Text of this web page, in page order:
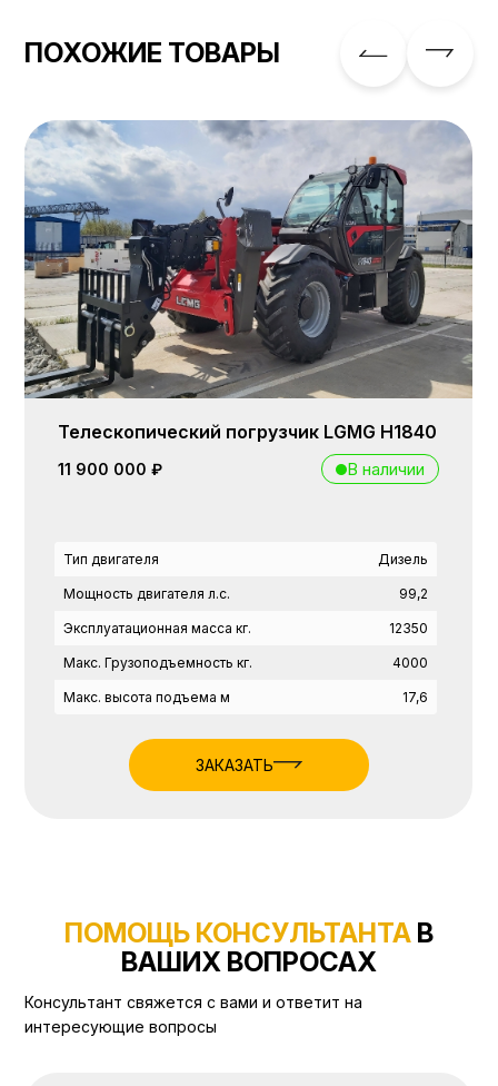
ПОХОЖИЕ ТОВАРЫ
Телескопический погрузчик LGMG H1840
11 900 000 ₽ В наличии
Тип двигателя Дизель
Мощность двигателя л.с. 99,2
Эксплуатационная масса кг. 12350
Макс. Грузоподъемность кг. 4000
Макс. высота подъема м 17,6
ЗАКАЗАТЬ
ПОМОЩЬ КОНСУЛЬТАНТА В
ВАШИХ ВОПРОСАХ
Консультант свяжется с вами и ответит на
интересующие вопросы